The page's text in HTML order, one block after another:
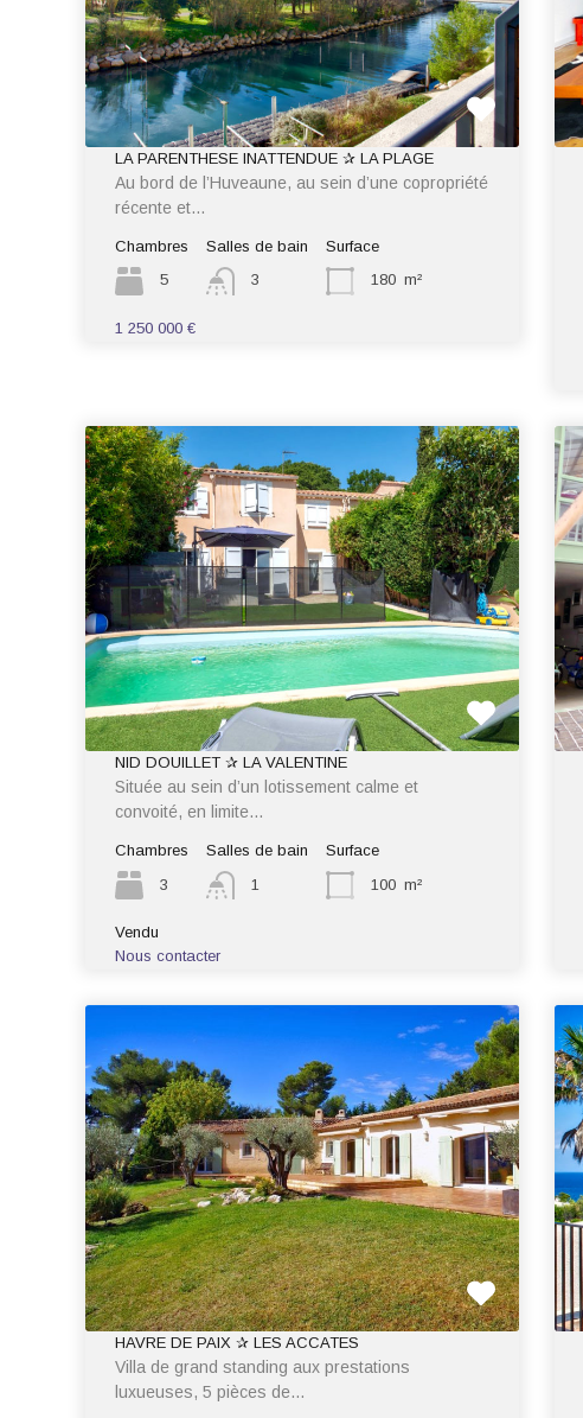
LA PARENTHESE INATTENDUE ✰ LA PLAGE
Au bord de l’Huveaune, au sein d’une copropriété
récente et…
Chambres
5
Salles de bain
3
Surface
180 m²
1 250 000 €
NID DOUILLET ✰ LA VALENTINE
Située au sein d’un lotissement calme et
convoité, en limite…
Chambres
3
Salles de bain
1
Surface
100 m²
Vendu
Nous contacter
HAVRE DE PAIX ✰ LES ACCATES
Villa de grand standing aux prestations
luxueuses, 5 pièces de…